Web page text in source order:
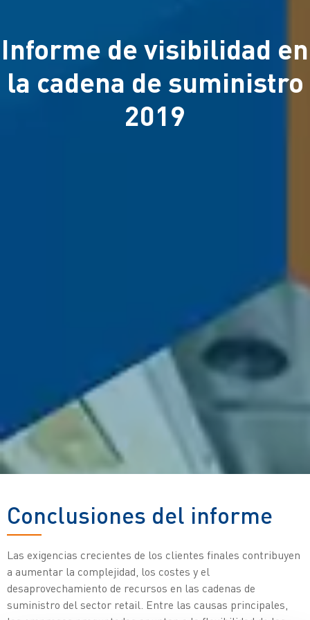
Informe de visibilidad en
la cadena de suministro
2019
Conclusiones del informe
Las exigencias crecientes de los clientes finales contribuyen
a aumentar la complejidad, los costes y el
desaprovechamiento de recursos en las cadenas de
suministro del sector retail. Entre las causas principales,